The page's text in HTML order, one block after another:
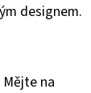
designem.
na